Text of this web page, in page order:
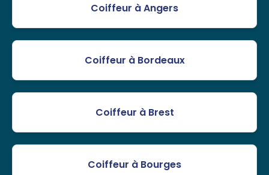
Coiffeur à Angers
Coiffeur à Bordeaux
Coiffeur à Brest
Coiffeur à Bourges